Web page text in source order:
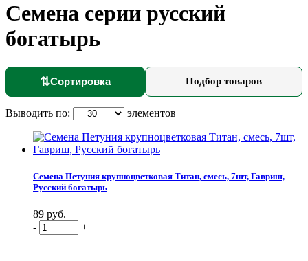
Семена серии русский
богатырь
⇅Сортировка Подбор товаров
Выводить по: элементов
Семена Петуния крупноцветковая Титан, смесь, 7шт, Гавриш,
Русский богатырь
89 руб.
-
+